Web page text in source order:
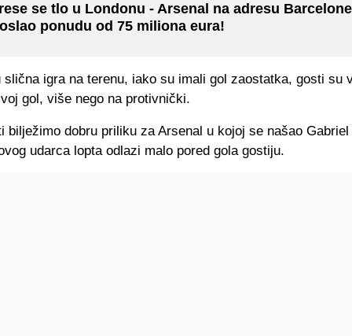
se tlo u Londonu - Arsenal na adresu Barcelone
ponudu od 75 miliona eura!
slična igra na terenu, iako su imali gol zaostatka, gosti su
gol, više nego na protivnički.
bilježimo dobru priliku za Arsenal u kojoj se našao
udarca lopta odlazi malo pored gola gostiju.